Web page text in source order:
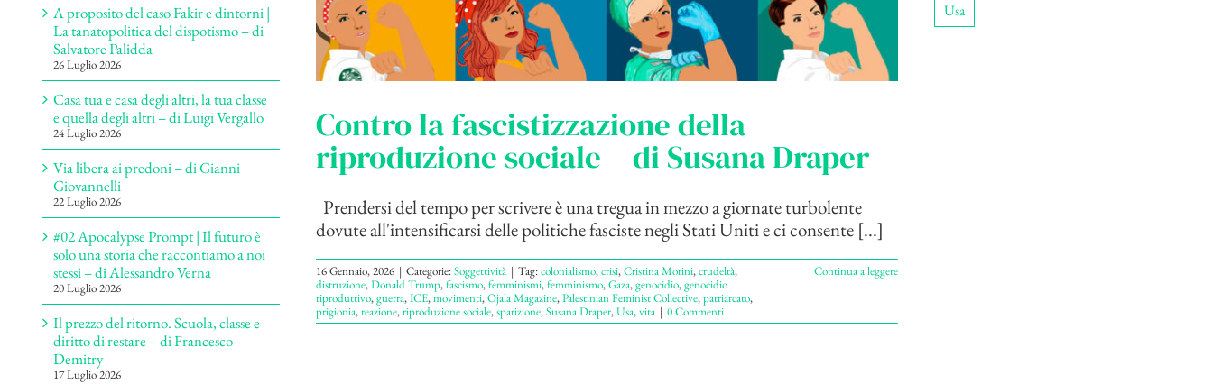
Contro la fascistizzazione della
riproduzione sociale – di Susana Draper
Prendersi del tempo per scrivere è una tregua in mezzo a giornate turbolente
dovute all'intensificarsi delle politiche fasciste negli Stati Uniti e ci consente [...]
16 Gennaio, 2026 | Categorie:Soggettività | Tag:colonialismo,crisi,Cristina Morini,crudeltà,
distruzione,Donald Trump,fascismo,femminismi,femminismo,Gaza,genocidio,genocidio
riproduttivo,guerra,ICE,movimenti,Ojala Magazine,Palestinian Feminist Collective,patriarcato,
prigionia,reazione,riproduzione sociale,sparizione,Susana Draper,Usa,vita | 0 Commenti
Continua a leggere
A proposito del caso Fakir e dintorni |
La tanatopolitica del dispotismo – di
Salvatore Palidda
26 Luglio 2026
Casa tua e casa degli altri, la tua classe
e quella degli altri – di Luigi Vergallo
24 Luglio 2026
Via libera ai predoni – di Gianni
Giovannelli
22 Luglio 2026
#02 Apocalypse Prompt | Il futuro è
solo una storia che raccontiamo a noi
stessi – di Alessandro Verna
20 Luglio 2026
Il prezzo del ritorno. Scuola, classe e
diritto di restare – di Francesco
Demitry
17 Luglio 2026
Usa